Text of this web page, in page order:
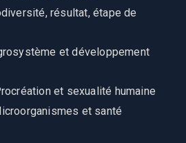
résultat, étape de
et développement
et sexualité humaine
et santé